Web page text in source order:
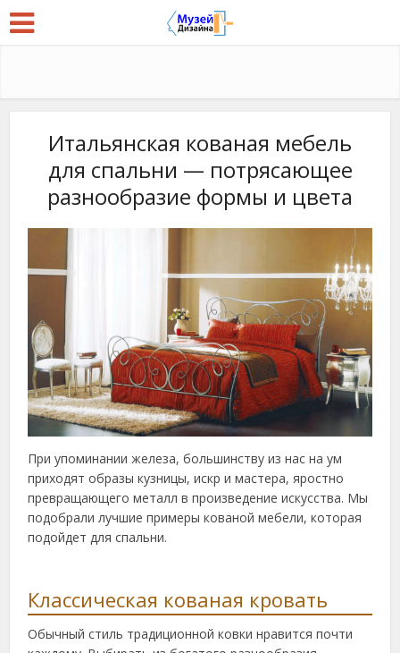
Итальянская кованая мебель
для спальни — потрясающее
разнообразие формы и цвета
При упоминании железа, большинству из нас на ум
приходят образы кузницы, искр и мастера, яростно
превращающего металл в произведение искусства. Мы
подобрали лучшие примеры кованой мебели, которая
подойдет для спальни.
Классическая кованая кровать
Обычный стиль традиционной ковки нравится почти